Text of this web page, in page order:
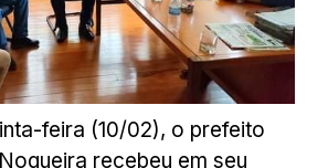
feira (10/02), o prefeito
recebeu em seu